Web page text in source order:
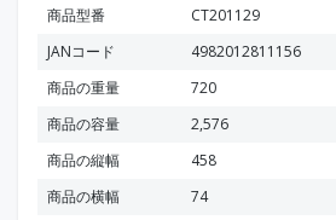
商品型番
CT201129
JANコード
4982012811156
商品の重量
720
商品の容量
2,576
商品の縦幅
458
商品の横幅
74